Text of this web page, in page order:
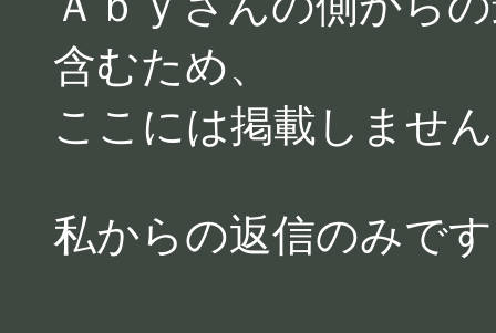
含むため、
ここには掲載しませ
私からの返信のみで